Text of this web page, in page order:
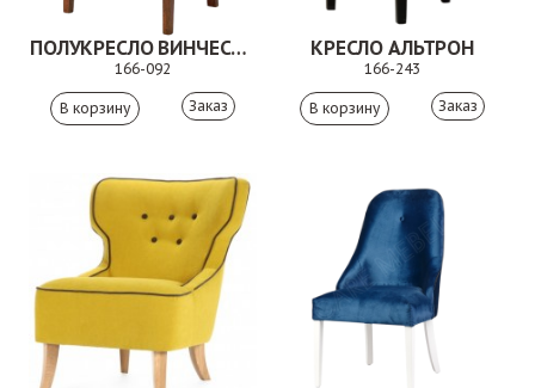
ПОЛУКРЕСЛО ВИНЧЕСТЕР
166-092
Заказ
КРЕСЛО АЛЬТРОН
166-243
Заказ